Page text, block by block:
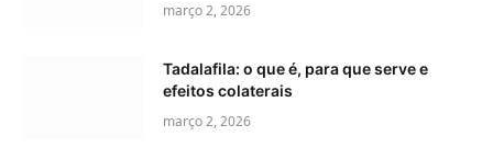
março 2, 2026
Tadalafila: o que é, para que serve e
efeitos colaterais
março 2, 2026